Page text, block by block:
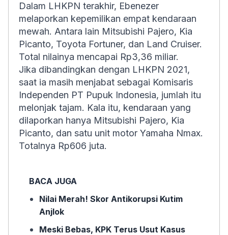
Dalam LHKPN terakhir, Ebenezer
melaporkan kepemilikan empat kendaraan
mewah. Antara lain Mitsubishi Pajero, Kia
Picanto, Toyota Fortuner, dan Land Cruiser.
Total nilainya mencapai Rp3,36 miliar.
Jika dibandingkan dengan LHKPN 2021,
saat ia masih menjabat sebagai Komisaris
Independen PT Pupuk Indonesia, jumlah itu
melonjak tajam. Kala itu, kendaraan yang
dilaporkan hanya Mitsubishi Pajero, Kia
Picanto, dan satu unit motor Yamaha Nmax.
Totalnya Rp606 juta.
BACA JUGA
Nilai Merah! Skor Antikorupsi Kutim
Anjlok
Meski Bebas, KPK Terus Usut Kasus